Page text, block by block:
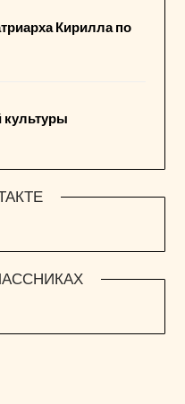
Кирилла по
культуры